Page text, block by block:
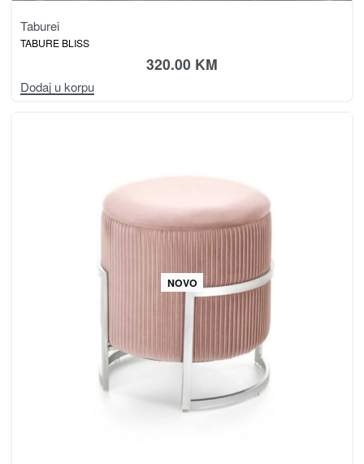
Taburei
TABURE BLISS
320.00 KM
Dodaj u korpu
NOVO